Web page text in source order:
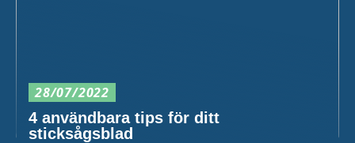
28/07/2022
4 användbara tips för ditt
sticksågsblad